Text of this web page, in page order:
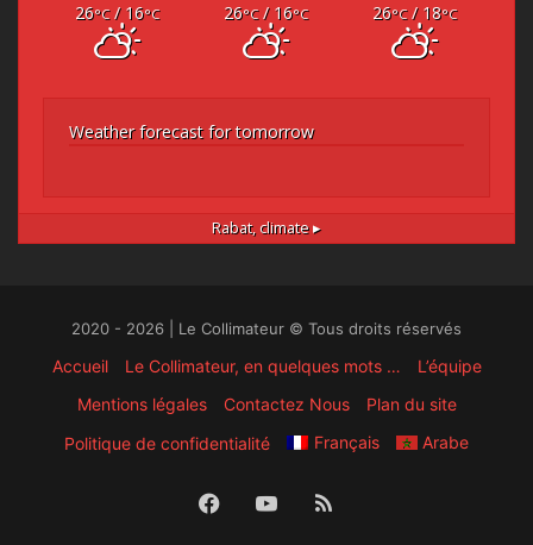
26°C/ 16°C 26°C/ 16°C 26°C/ 18°C
Weather forecast for tomorrow
Rabat, climate ▸
2020 - 2026 | Le Collimateur © Tous droits réservés
Accueil Le Collimateur, en quelques mots …
L’équipe
Mentions légales
Contactez Nous
Plan du site
Politique de confidentialité
Français Arabe
FacebookYouTube